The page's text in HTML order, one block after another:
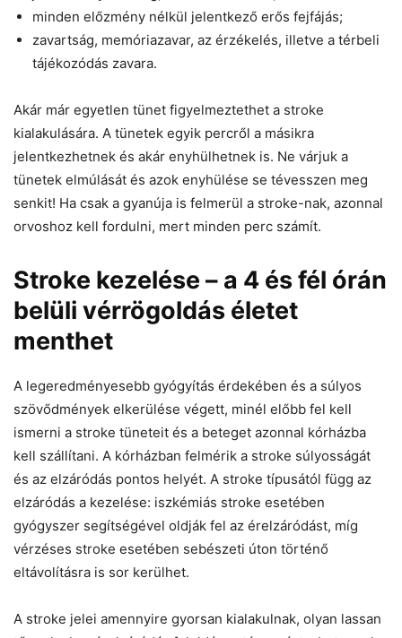
minden előzmény nélkül jelentkező erős fejfájás;
zavartság, memóriazavar, az érzékelés, illetve a térbeli
tájékozódás zavara.
Akár már egyetlen tünet figyelmeztethet a stroke
kialakulására. A tünetek egyik percről a másikra
jelentkezhetnek és akár enyhülhetnek is. Ne várjuk a
tünetek elmúlását és azok enyhülése se tévesszen meg
senkit! Ha csak a gyanúja is felmerül a stroke-nak, azonnal
orvoshoz kell fordulni, mert minden perc számít.
Stroke kezelése – a 4 és fél órán
belüli vérrögoldás életet
menthet
A legeredményesebb gyógyítás érdekében és a súlyos
szövődmények elkerülése végett, minél előbb fel kell
ismerni a stroke tüneteit és a beteget azonnal kórházba
kell szállítani. A kórházban felmérik a stroke súlyosságát
és az elzáródás pontos helyét. A stroke típusától függ az
elzáródás a kezelése: iszkémiás stroke esetében
gyógyszer segítségével oldják fel az érelzáródást, míg
vérzéses stroke esetében sebészeti úton történő
eltávolításra is sor kerülhet.
A stroke jelei amennyire gyorsan kialakulnak, olyan lassan